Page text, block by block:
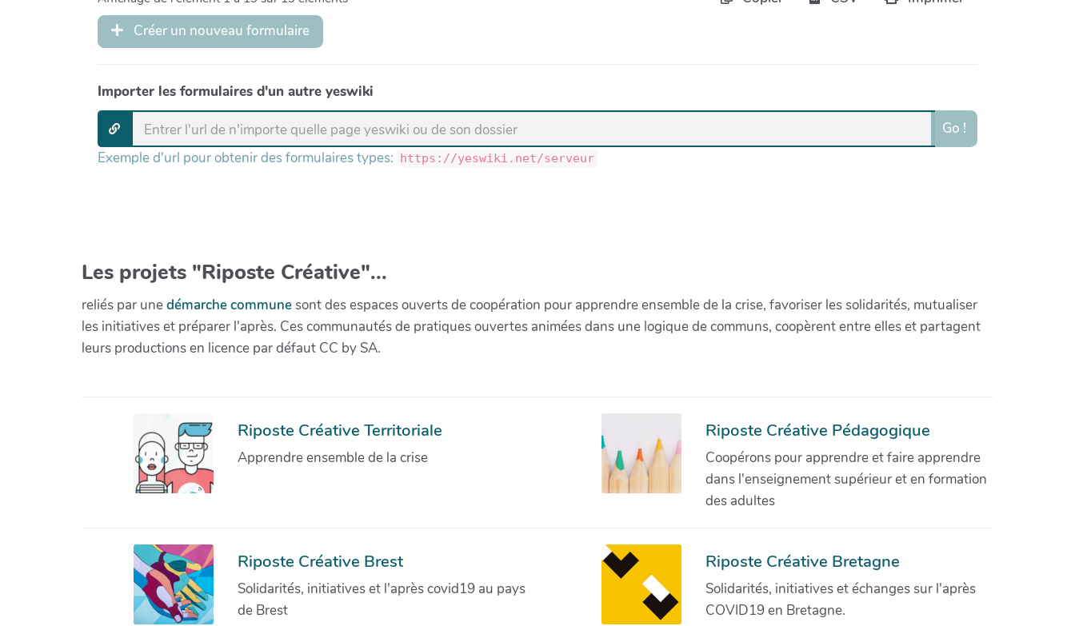
Créer un nouveau formulaire
Importer les formulaires d'un autre yeswiki
Go !
Exemple d'url pour obtenir des formulaires types: https://yeswiki.net/serveur
Les projets "Riposte Créative"...
reliés par unedémarche communesont des espaces ouverts de coopération pour apprendre ensemble de la crise, favoriser les solidarités, mutualiser
les initiatives et préparer l'après. Ces communautés de pratiques ouvertes animées dans une logique de communs, coopèrent entre elles et partagent
leurs productions en licence par défaut CC by SA.
Riposte Créative Territoriale
Apprendre ensemble de la crise
Riposte Créative Pédagogique
Coopérons pour apprendre et faire apprendre
dans l'enseignement supérieur et en formation
des adultes
Riposte Créative Brest
Solidarités, initiatives et l'après covid19 au pays
de Brest
Riposte Créative Bretagne
Solidarités, initiatives et échanges sur l'après
COVID19 en Bretagne.